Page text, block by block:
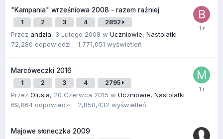
"Kampania" wrześniowa 2008 - razem raźniej
1 2 3 4 2892
Przez andzia, 3 Lutego 2008 w Uczniowie, Nastolatki
72,280 odpowiedzi 1,771,051 wyświetleń
Marcóweczki 2016
1 2 3 4 2795
Przez Olusia, 20 Czerwca 2015 w Uczniowie, Nastolatki
69,864 odpowiedzi 2,850,432 wyświetleń
Majowe słoneczka 2009